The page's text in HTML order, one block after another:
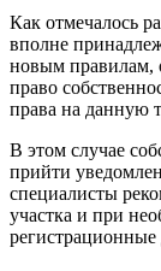
Как отмечалось
вполне
новым правилам,
право
права на данную
В этом случае
прийти
специалисты
участка и при
регистрационные